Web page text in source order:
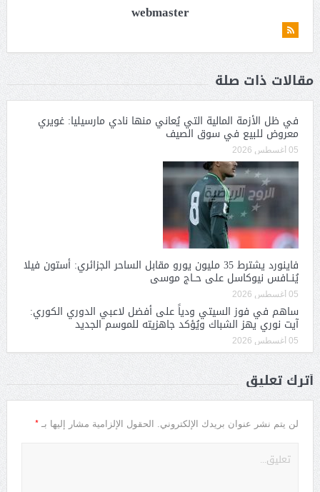
webmaster
مقالات ذات صلة
في ظل الأزمة المالية التي يُعاني منها نادي مارسيليا: غويري
معروض للبيع في سوق الصيف
05 أغسطس 2026
فاينورد يشترط 35 مليون يورو مقابل الساحر الجزائري: أستون فيلا
يُنــافس نيوكاسل على حــاج موسى
05 أغسطس 2026
ساهم في فوز السيتي ودياً على أفضل لاعبي الدوري الكوري:
آيت نوري يهز الشباك ويُؤكد جاهزيته للموسم الجديد
05 أغسطس 2026
أترك تعليق
لن يتم نشر عنوان بريدك الإلكتروني. الحقول الإلزامية مشار إليها بـ *